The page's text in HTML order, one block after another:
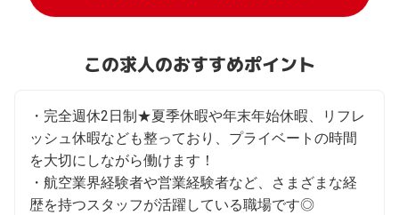
この求人のおすすめポイント
・完全週休2日制★夏季休暇や年末年始休暇、リフレ
ッシュ休暇なども整っており、プライベートの時間
を大切にしながら働けます！
・航空業界経験者や営業経験者など、さまざまな経
歴を持つスタッフが活躍している職場です◎